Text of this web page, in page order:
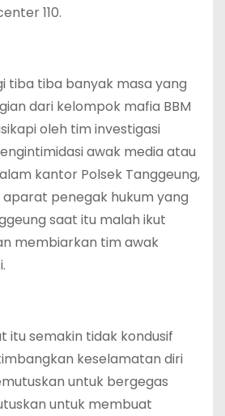
110.
tiba tiba banyak masa yang
dari kelompok mafia BBM
oleh tim investigasi
awak media atau
kantor Polsek Tanggeung,
aparat penegak hukum yang
saat itu malah ikut
membiarkan tim awak
itu semakin tidak kondusif
keselamatan diri
untuk bergegas
untuk membuat